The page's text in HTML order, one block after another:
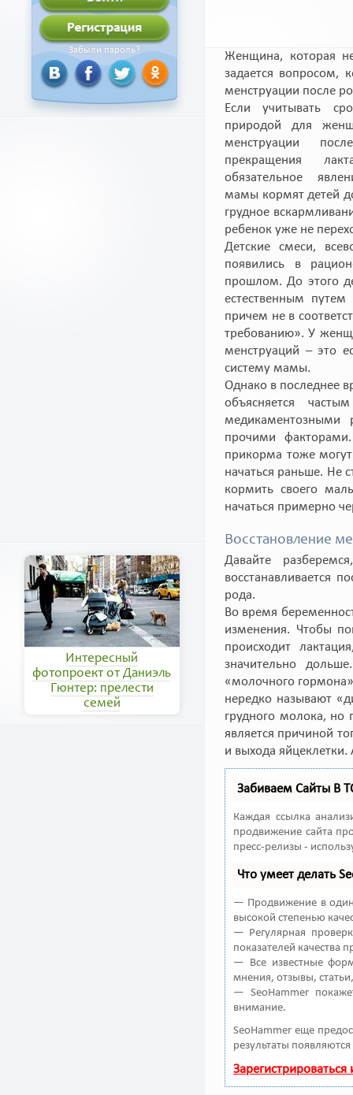
Забыли пароль?
Интересный
фотопроект от Даниэль
Гюнтер: прелести
семей
Женщина, которая
задается вопросом,
менструации после
Если учитывать
природой для
менструации
прекращения
обязательное
мамы кормят детей
грудное
ребенок уже не
Детские смеси,
появились в
прошлом. До этого
естественным
причем не в
требованию». У
менструаций – это
систему мамы.
Однако в последнее
объясняется
медикаментозными
прочими
прикорма тоже
начаться раньше. Не
кормить своего
начаться примерно
Восстановление
Давайте
восстанавливается
рода.
Во время
изменения. Чтобы
происходит
значительно
«молочного
нередко называют
грудного молока, но
является причиной
и выхода
Забиваем Сайты В
Каждая ссылка
продвижение сайта
пресс-релизы -
Что умеет делать
— Продвижение в один
высокой степенью
— Регулярная
показателей качества
— Все известные
мнения, отзывы,
— SeoHammer
внимание.
SeoHammer еще
результаты